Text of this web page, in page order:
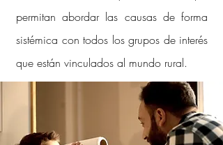
permitan abordar las causas de forma
sistémica con todos los grupos de interés
que están vinculados al mundo rural.